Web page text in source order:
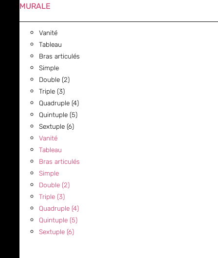
MURALE
Vanité
Tableau
Bras articulés
Simple
Double (2)
Triple (3)
Quadruple (4)
Quintuple (5)
Sextuple (6)
Vanité
Tableau
Bras articulés
Simple
Double (2)
Triple (3)
Quadruple (4)
Quintuple (5)
Sextuple (6)